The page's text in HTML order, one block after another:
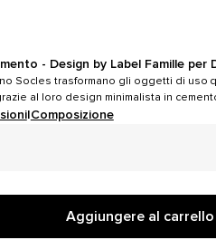
- Design by Label Famille per
Socles trasformano gli oggetti di uso
al loro design minimalista in
|Composizione
Aggiungere al carrello